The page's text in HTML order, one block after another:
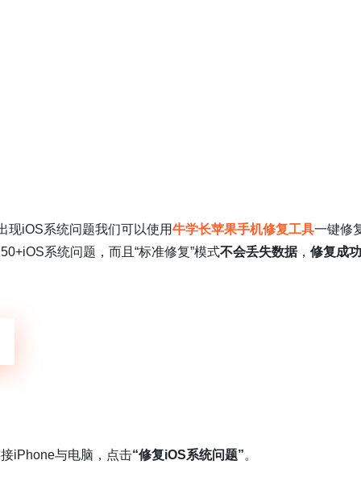
现iOS系统问题我们可以使用牛学长苹果手机修复工具一键修
系统问题，而且“标准修复”模式不会丢失数据， 修复成
iPhone与电脑，点击“修复iOS系统问题”。